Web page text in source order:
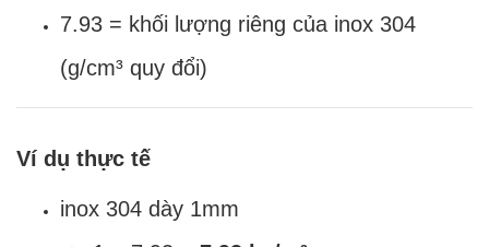
7.93 = khối lượng riêng của inox 304
(g/cm³ quy đổi)
Ví dụ thực tế
inox 304 dày 1mm